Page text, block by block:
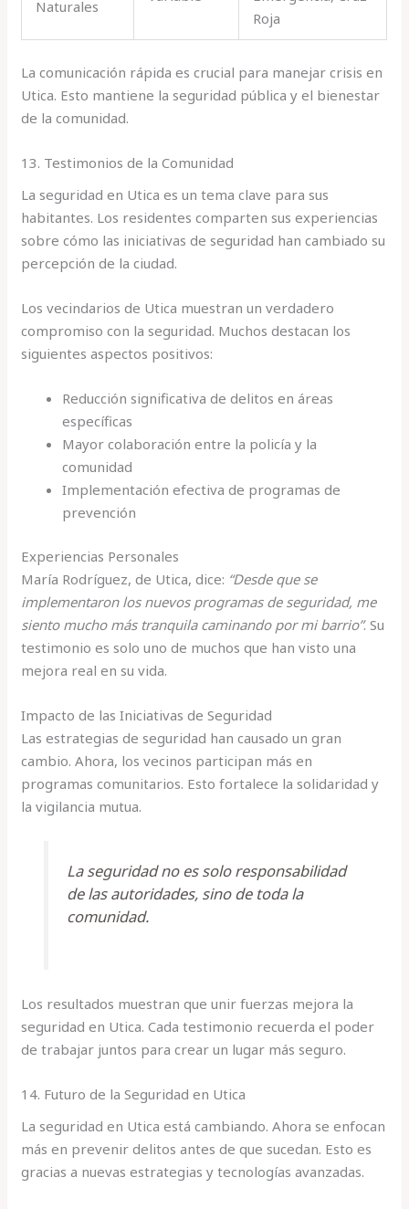
Naturales
Roja
La comunicación rápida es crucial para manejar crisis en
Utica. Esto mantiene la seguridad pública y el bienestar
de la comunidad.
13. Testimonios de la Comunidad
La seguridad en Utica es un tema clave para sus
habitantes. Los residentes comparten sus experiencias
sobre cómo las iniciativas de seguridad han cambiado su
percepción de la ciudad.
Los vecindarios de Utica muestran un verdadero
compromiso con la seguridad. Muchos destacan los
siguientes aspectos positivos:
Reducción significativa de delitos en áreas
específicas
Mayor colaboración entre la policía y la
comunidad
Implementación efectiva de programas de
prevención
Experiencias Personales
María Rodríguez, de Utica, dice: “Desde que se
implementaron los nuevos programas de seguridad, me
siento mucho más tranquila caminando por mi barrio”. Su
testimonio es solo uno de muchos que han visto una
mejora real en su vida.
Impacto de las Iniciativas de Seguridad
Las estrategias de seguridad han causado un gran
cambio. Ahora, los vecinos participan más en
programas comunitarios. Esto fortalece la solidaridad y
la vigilancia mutua.
La seguridad no es solo responsabilidad
de las autoridades, sino de toda la
comunidad.
Los resultados muestran que unir fuerzas mejora la
seguridad en Utica. Cada testimonio recuerda el poder
de trabajar juntos para crear un lugar más seguro.
14. Futuro de la Seguridad en Utica
La seguridad en Utica está cambiando. Ahora se enfocan
más en prevenir delitos antes de que sucedan. Esto es
gracias a nuevas estrategias y tecnologías avanzadas.